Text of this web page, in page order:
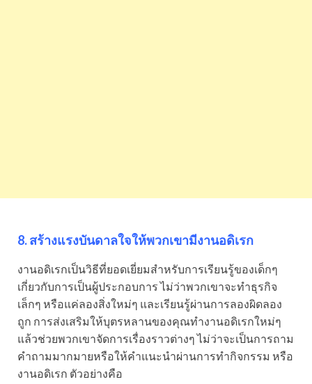
8. สร้างแรงบันดาลใจให้พวกเขามีงานอดิเรก
งานอดิเรกเป็นวิธีที่ยอดเยี่ยมสำหรับการเรียนรู้ของเด็กๆ
เกี่ยวกับการเป็นผู้ประกอบการ ไม่ว่าพวกเขาจะทำธุรกิจ
เล็กๆ หรือแค่ลองสิ่งใหม่ๆ และเรียนรู้ผ่านการลองผิดลอง
ถูก การส่งเสริมให้บุตรหลานของคุณทำงานอดิเรกใหม่ๆ
แล้วช่วยพวกเขาจัดการเรื่องราวต่างๆ ไม่ว่าจะเป็นการถาม
คำถามมากมายหรือให้คำแนะนำผ่านการทำกิจกรรม หรือ
งานอดิเรก ตัวอย่างคือ